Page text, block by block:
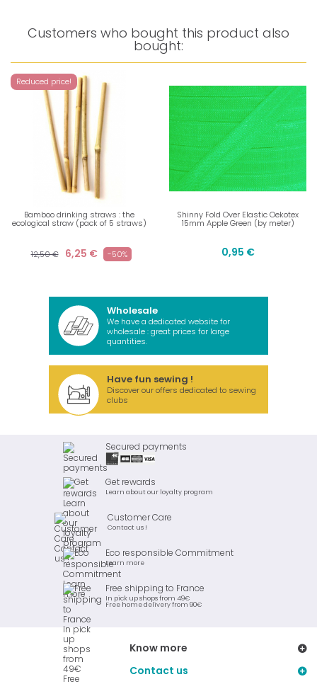
Customers who bought this product also
bought:
Reduced price!
Bamboo drinking straws : the
ecological straw (pack of 5 straws)
12,50 € 6,25 € -50%
Shinny Fold Over Elastic Oekotex
15mm Apple Green (by meter)
0,95 €
Wholesale
We have a dedicated website for
wholesale : great prices for large
quantities.
Have fun sewing !
Discover our offers dedicated to sewing
clubs
Secured payments
Get rewards
Learn about our loyalty program
Customer Care
Contact us !
Eco responsible Commitment
Learn more
Free shipping to France
In pick up shops from 49€
Free home delivery from 90€
Know more
Contact us